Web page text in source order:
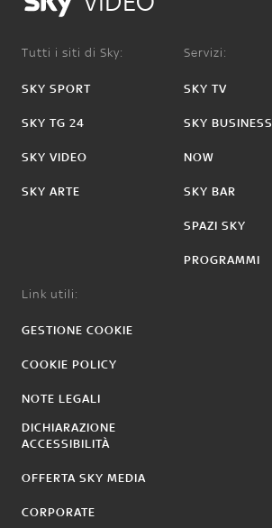
Tutti i siti di Sky:
SKY SPORT
SKY TG 24
SKY VIDEO
SKY ARTE
Servizi:
SKY TV
SKY BUSINESS
NOW
SKY BAR
SPAZI SKY
PROGRAMMI
Link utili:
GESTIONE COOKIE
COOKIE POLICY
NOTE LEGALI
DICHIARAZIONE
ACCESSIBILITÀ
OFFERTA SKY MEDIA
CORPORATE